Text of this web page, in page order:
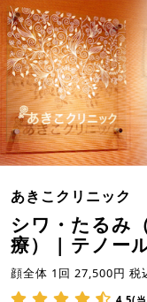
あきこクリニック
シワ・たるみ
療） | テノー
顔全体 1回 27,500円 税